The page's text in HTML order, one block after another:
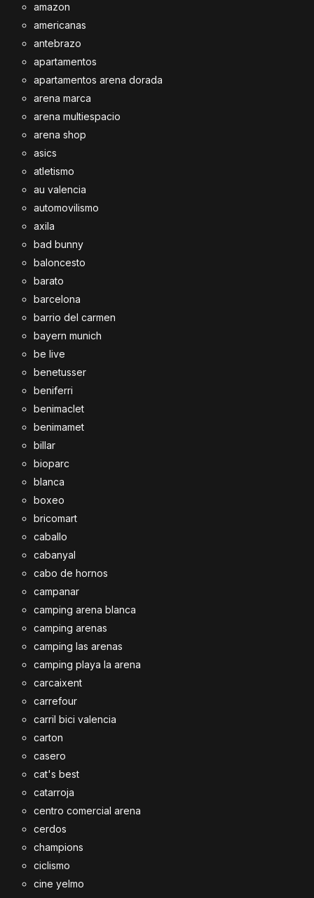
amazon
americanas
antebrazo
apartamentos
apartamentos arena dorada
arena marca
arena multiespacio
arena shop
asics
atletismo
au valencia
automovilismo
axila
bad bunny
baloncesto
barato
barcelona
barrio del carmen
bayern munich
be live
benetusser
beniferri
benimaclet
benimamet
billar
bioparc
blanca
boxeo
bricomart
caballo
cabanyal
cabo de hornos
campanar
camping arena blanca
camping arenas
camping las arenas
camping playa la arena
carcaixent
carrefour
carril bici valencia
carton
casero
cat's best
catarroja
centro comercial arena
cerdos
champions
ciclismo
cine yelmo